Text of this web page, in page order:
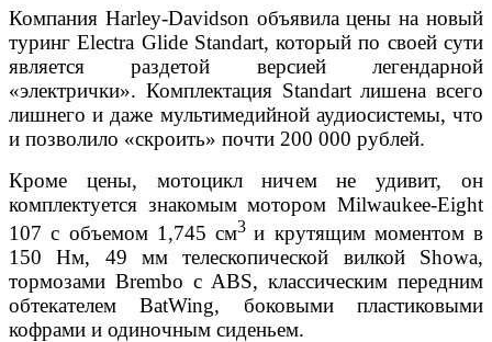
Компания Harley-Davidson объявила цены на новый
туринг Electra Glide Standart, который по своей сути
является раздетой версией легендарной
«электрички». Комплектация Standart лишена всего
лишнего и даже мультимедийной аудиосистемы, что
и позволило «скроить» почти 200 000 рублей.
Кроме цены, мотоцикл ничем не удивит, он
комплектуется знакомым мотором Milwaukee-Eight
107 с объемом 1,745 см3 и крутящим моментом в
150 Нм, 49 мм телескопической вилкой Showa,
тормозами Brembo с ABS, классическим передним
обтекателем BatWing, боковыми пластиковыми
кофрами и одиночным сиденьем.